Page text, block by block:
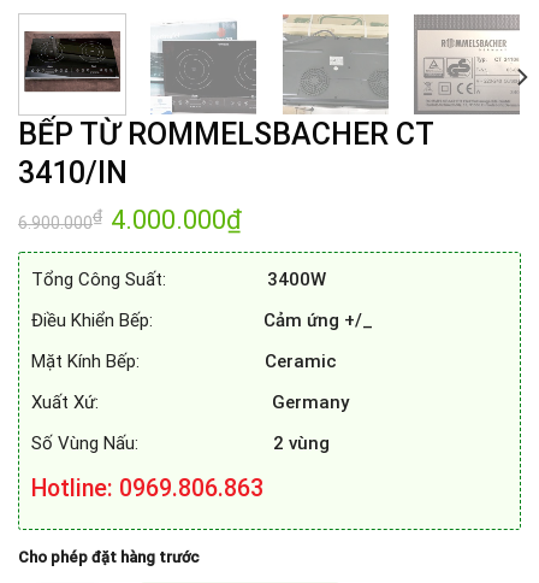
BẾP TỪ ROMMELSBACHER CT
3410/IN
6.900.000₫ Giá
gốc
là:
6.900.000₫.
4.000.000₫Giá
tại
4.000.000₫.
Tổng Công Suất:
3400W
Điều Khiển Bếp: Cảm ứng +/_
Mặt Kính Bếp: Ceramic
Xuất Xứ: Germany
Số Vùng Nấu: 2 vùng
Hotline: 0969.806.863
Cho phép đặt hàng trước